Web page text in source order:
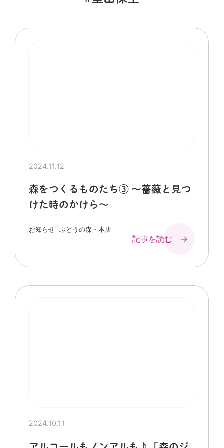
2024.11.12
森をつくるものたち③ ～薔薇と見つ
けた時のかけら～
お知らせ ぶどうの森・本店
記事を読む →
2024.10.11